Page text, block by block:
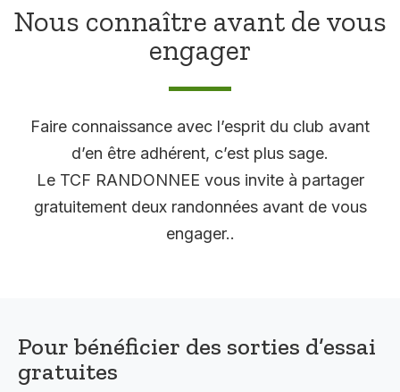
Nous connaître avant de vous
engager
Faire connaissance avec l’esprit du club avant
d’en être adhérent, c’est plus sage.
Le TCF RANDONNEE vous invite à partager
gratuitement deux randonnées avant de vous
engager..
Pour bénéficier des sorties d’essai
gratuites